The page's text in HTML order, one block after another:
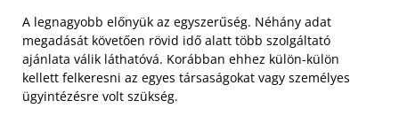
A legnagyobb előnyük az egyszerűség. Néhány adat
megadását követően rövid idő alatt több szolgáltató
ajánlata válik láthatóvá. Korábban ehhez külön-külön
kellett felkeresni az egyes társaságokat vagy személyes
ügyintézésre volt szükség.